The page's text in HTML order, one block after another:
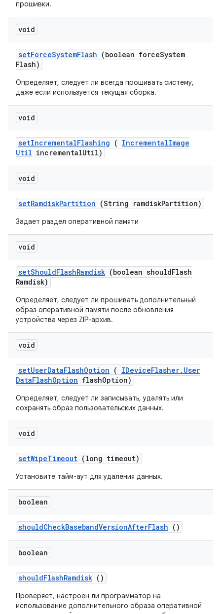
прошивки.
void
setForceSystemFlash (boolean forceSystem
Flash)
Определяет, следует ли всегда прошивать систему,
даже если используется текущая сборка.
void
setIncrementalFlashing ( IncrementalImage
Util incrementalUtil)
void
setRamdiskPartition (String ramdiskPartition)
Задает раздел оперативной памяти
void
setShouldFlashRamdisk (boolean shouldFlash
Ramdisk)
Определяет, следует ли прошивать дополнительный
образ оперативной памяти после обновления
устройства через ZIP-архив.
void
setUserDataFlashOption ( IDeviceFlasher. User
DataFlashOption flashOption)
Определяет, следует ли записывать, удалять или
сохранять образ пользовательских данных.
void
setWipeTimeout (long timeout)
Установите тайм-аут для удаления данных.
boolean
shouldCheckBasebandVersionAfterFlash ()
boolean
shouldFlashRamdisk ()
Проверяет, настроен ли программатор на
использование дополнительного образа оперативной